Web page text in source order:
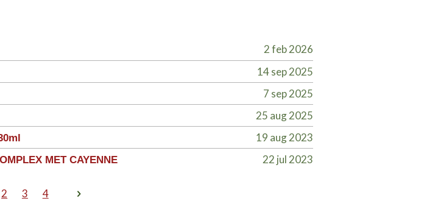
2 feb 2026
14 sep 2025
7 sep 2025
25 aug 2025
19 aug 2023
MET CAYENNE 22 jul 2023
2 3 4